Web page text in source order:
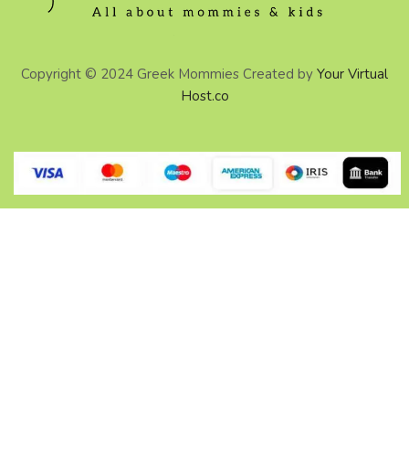
Copyright © 2024 Greek Mommies Created by Your Virtual
Host.co